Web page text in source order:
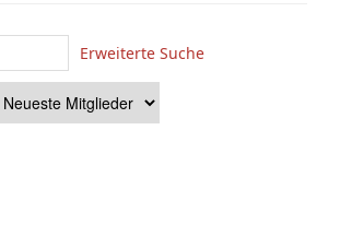
Erweiterte Suche